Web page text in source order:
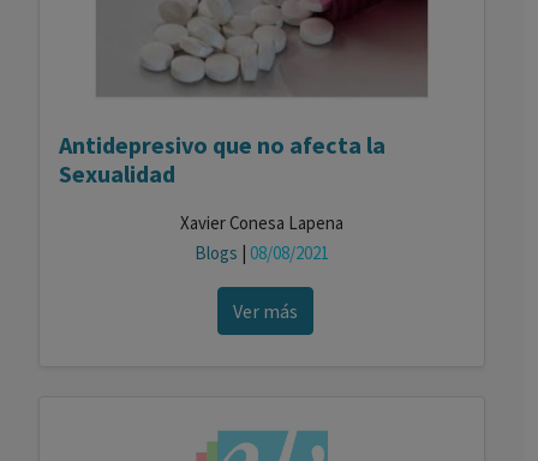
Antidepresivo que no afecta la
Sexualidad
Xavier Conesa Lapena
Blogs | 08/08/2021
Ver más